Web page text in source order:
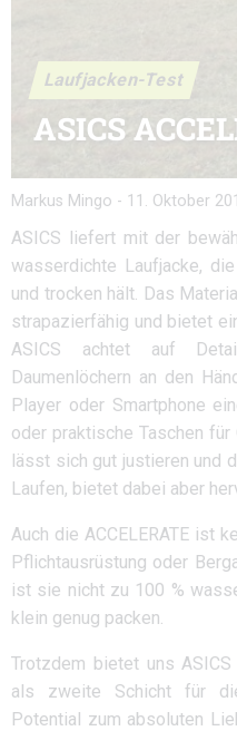
Laufjacken-Test
ASICS
Markus Mingo - 11. Oktober
ASICS liefert mit der
wasserdichte Laufjacke,
und trocken hält. Das
strapazierfähig und bietet
ASICS achtet auf
Daumenlöchern an den
Player oder Smartphone
oder praktische Taschen
lässt sich gut justieren und
Laufen, bietet dabei aber
Auch die ACCELERATE ist
Pflichtausrüstung oder
ist sie nicht zu 100 %
klein genug packen.
Trotzdem bietet uns
als zweite Schicht für
Potential zum absoluten